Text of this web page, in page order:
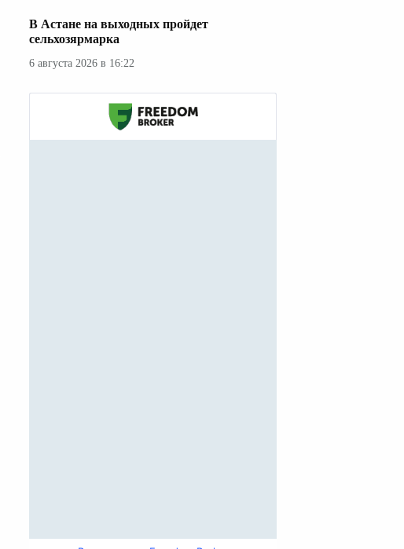
В Астане на выходных пройдет
сельхозярмарка
6 августа 2026 в 16:22